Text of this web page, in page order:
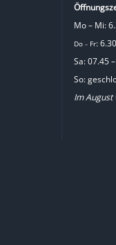
Mo – Mi:
Do –Fr:
Sa: 07.45
So:
Im August